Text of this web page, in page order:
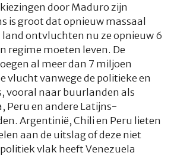
door Maduro zijn
is groot dat opnieuw massaal
ontvluchten nu ze opnieuw 6
regime moeten leven. De
al meer dan 7 miljoen
vlucht vanwege de politieke en
vooral naar buurlanden als
Peru en andere Latijns-
Argentinië, Chili en Peru lieten
aan de uitslag of deze niet
vlak heeft Venezuela